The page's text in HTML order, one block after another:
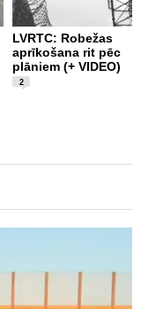
LVRTC: Robežas
aprīkošana rit pēc
plāniem (+ VIDEO)
2